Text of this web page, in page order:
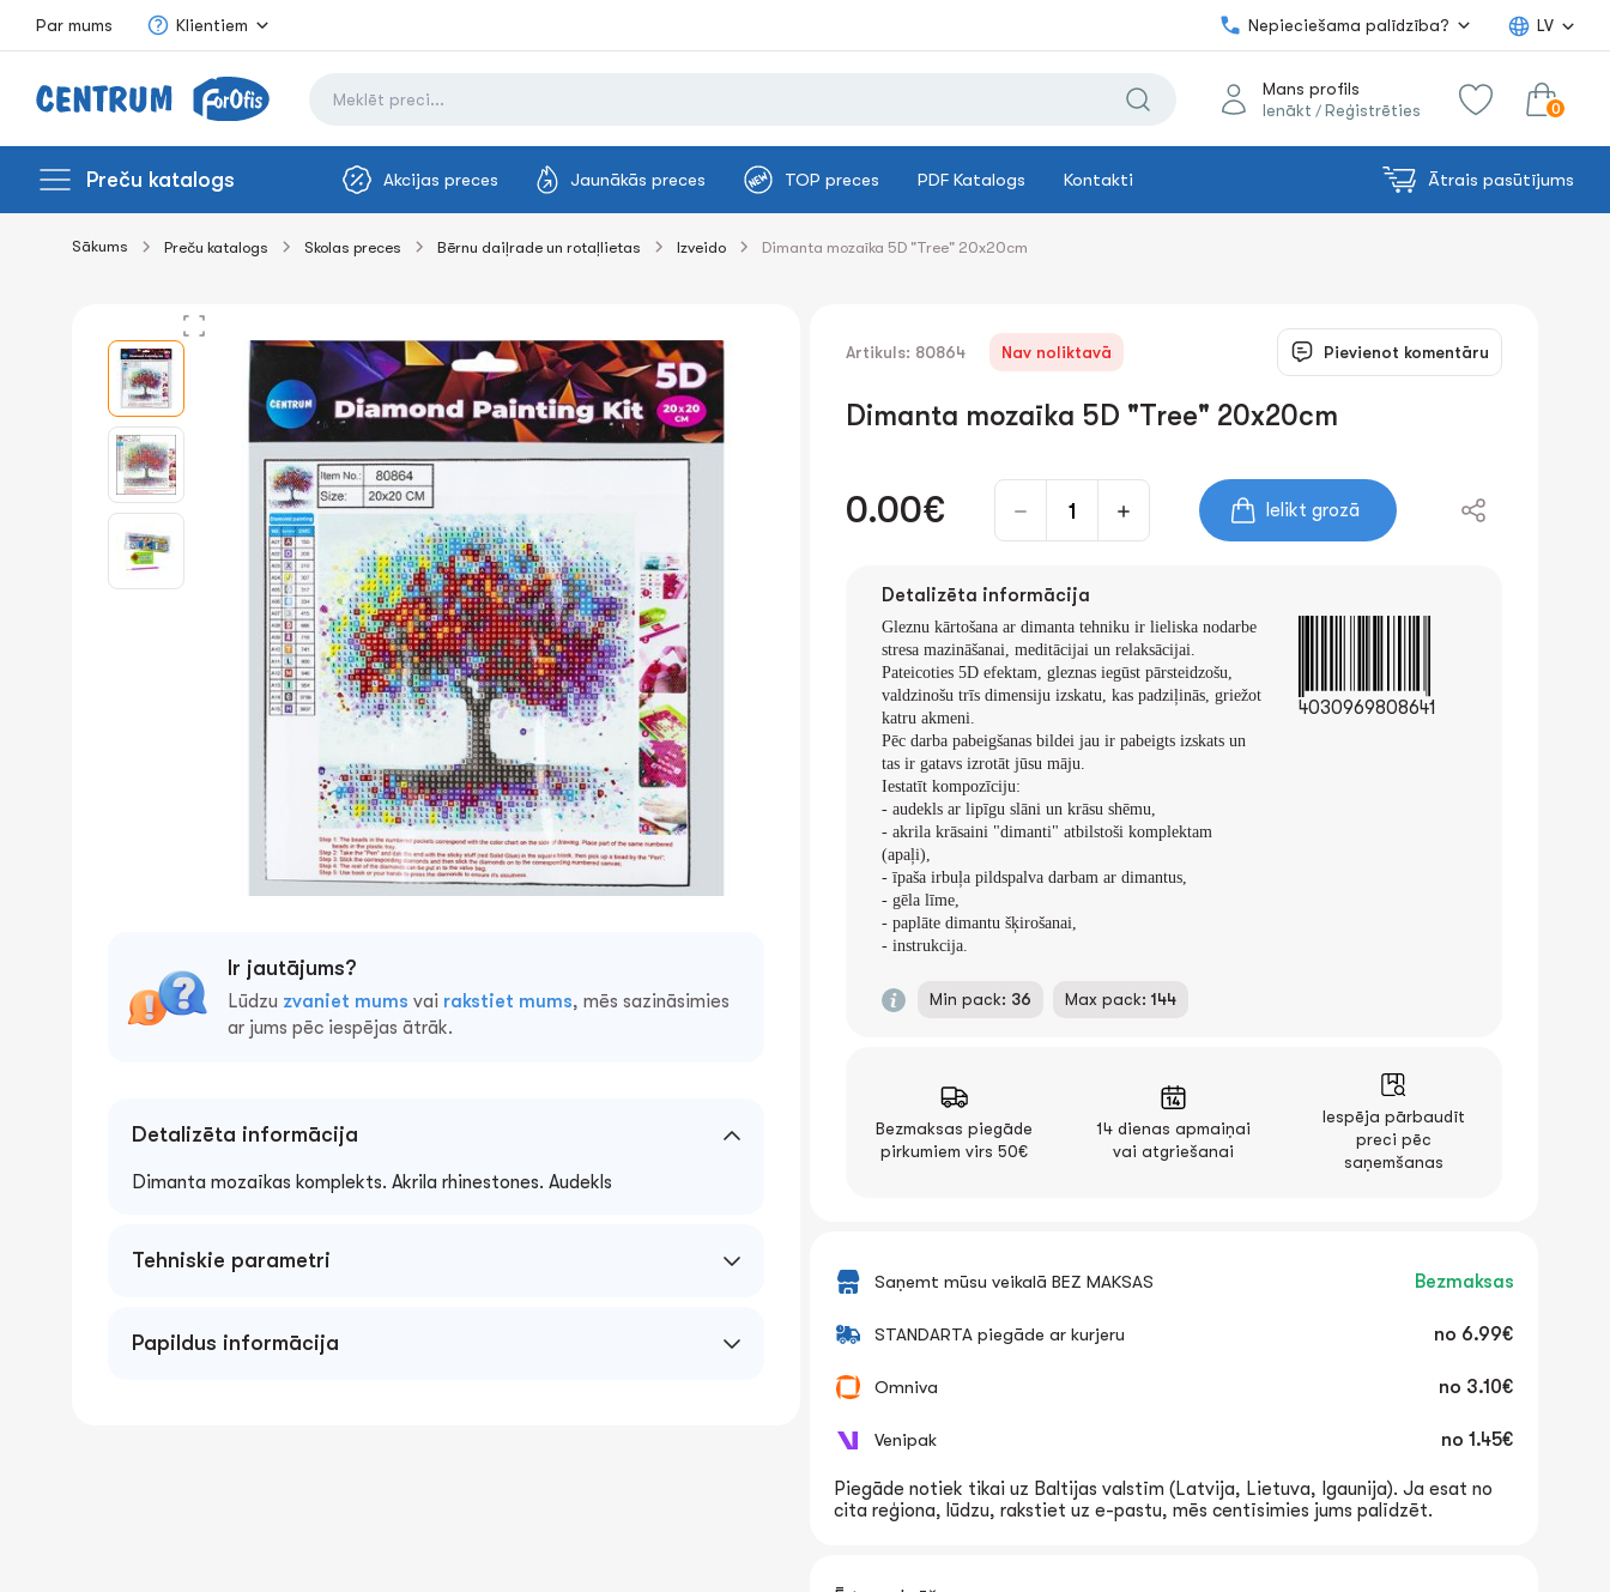
Par mums Klientiem Nepieciešama palīdzība? LV
Mans profils
Ienākt / Reģistrēties 0
Preču katalogs Akcijas preces Jaunākās preces TOP preces PDF Katalogs Kontakti Ātrais pasūtījums
Sākums Preču katalogs Skolas preces Bērnu daiļrade un rotaļlietas Izveido Dimanta mozaīka 5D "Tree" 20x20cm
Ir jautājums?
Lūdzu zvaniet mums vai rakstiet mums, mēs sazināsimies
ar jums pēc iespējas ātrāk.
Detalizēta informācija
Dimanta mozaīkas komplekts. Akrila rhinestones. Audekls
Tehniskie parametri
Papildus informācija
Artikuls: 80864 Nav noliktavā Pievienot komentāru
Dimanta mozaīka 5D "Tree" 20x20cm
0.00€ Ielikt grozā
Detalizēta informācija
Gleznu kārtošana ar dimanta tehniku ir lieliska nodarbe
stresa mazināšanai, meditācijai un relaksācijai.
Pateicoties 5D efektam, gleznas iegūst pārsteidzošu,
valdzinošu trīs dimensiju izskatu, kas padziļinās, griežot
katru akmeni.
Pēc darba pabeigšanas bildei jau ir pabeigts izskats un
tas ir gatavs izrotāt jūsu māju.
Iestatīt kompozīciju:
- audekls ar lipīgu slāni un krāsu shēmu,
- akrila krāsaini "dimanti" atbilstoši komplektam
(apaļi),
- īpaša irbuļa pildspalva darbam ar dimantus,
- gēla līme,
- paplāte dimantu šķirošanai,
- instrukcija.
Min pack: 36 Max pack: 144
4030969808641
Bezmaksas piegāde
pirkumiem virs 50€
14 dienas apmaiņai
vai atgriešanai
Iespēja pārbaudīt
preci pēc
saņemšanas
Saņemt mūsu veikalā BEZ MAKSAS Bezmaksas
STANDARTA piegāde ar kurjeru no 6.99€
Omniva no 3.10€
Venipak no 1.45€
Piegāde notiek tikai uz Baltijas valstīm (Latvija, Lietuva, Igaunija). Ja esat no
cita reģiona, lūdzu, rakstiet uz e-pastu, mēs centīsimies jums palīdzēt.